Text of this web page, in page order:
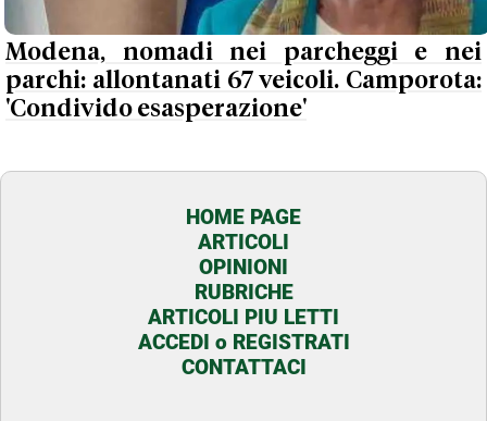
Modena, nomadi nei parcheggi e nei
parchi: allontanati 67 veicoli. Camporota:
'Condivido esasperazione'
HOME PAGE
ARTICOLI
OPINIONI
RUBRICHE
ARTICOLI PIU LETTI
ACCEDI o REGISTRATI
CONTATTACI